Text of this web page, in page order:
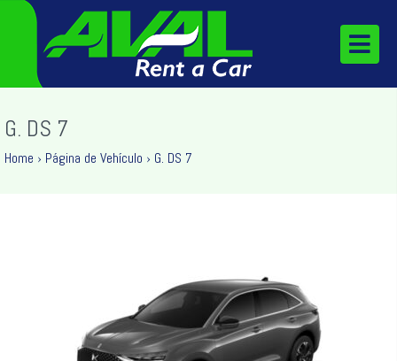
G. DS 7
Home › Página de Vehículo › G. DS 7